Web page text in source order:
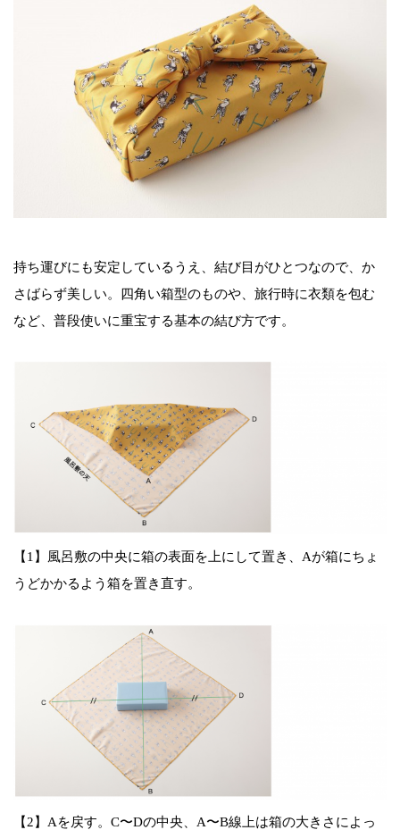
持ち運びにも安定しているうえ、結び目がひとつなので、か
さばらず美しい。四角い箱型のものや、旅行時に衣類を包む
など、普段使いに重宝する基本の結び方です。
【1】風呂敷の中央に箱の表面を上にして置き、Aが箱にちょ
うどかかるよう箱を置き直す。
【2】Aを戻す。C〜Dの中央、A〜B線上は箱の大きさによっ